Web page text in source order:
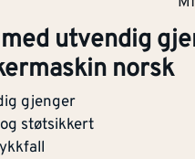
utvendig
norsk
gjenger
støtsikkert
Klikk og hent